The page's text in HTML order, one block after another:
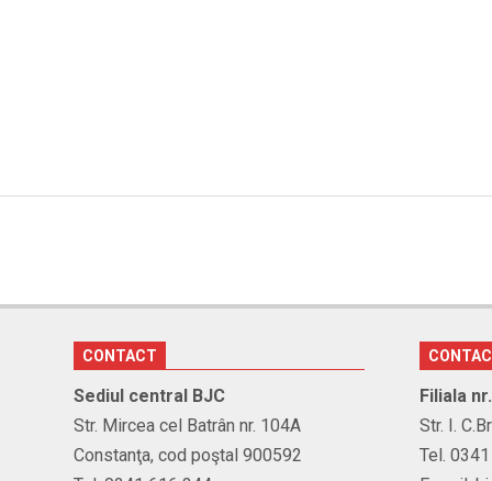
CONTACT
Sediul central BJC
Str. Mircea cel Batrân nr. 104A
Constanţa, cod poştal 900592
Filiala
Str. I.
Tel.